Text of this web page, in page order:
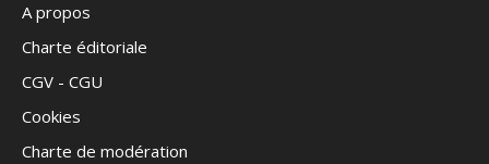
A propos
Charte éditoriale
CGV - CGU
Cookies
Charte de modération